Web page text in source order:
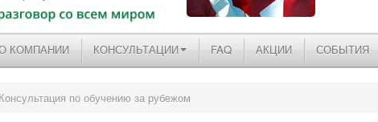
КОМПАНИИ КОНСУЛЬТАЦИИ FAQ АКЦИИ СОБЫТИЯ
Консультация по обучению за рубежом